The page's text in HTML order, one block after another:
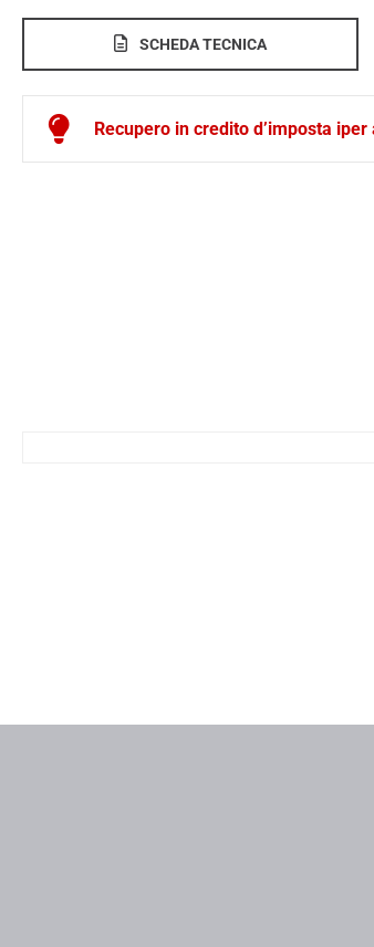
SCHEDA TECNICA
Recupero in credito d’imposta